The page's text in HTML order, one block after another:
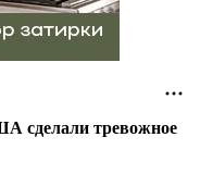
сделали тревожное